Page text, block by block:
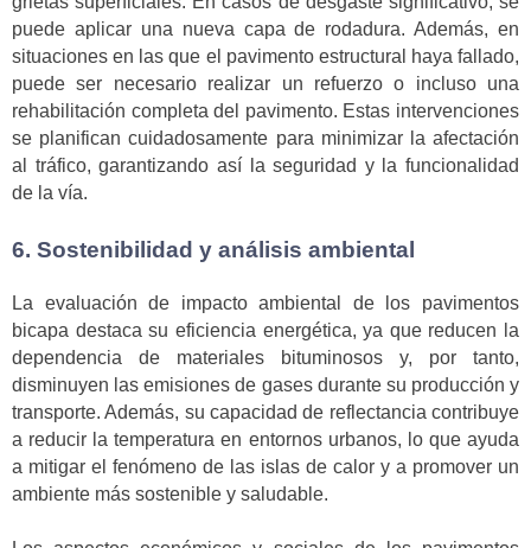
puede aplicar una nueva capa de rodadura. Además, en
situaciones en las que el pavimento estructural haya fallado,
puede ser necesario realizar un refuerzo o incluso una
rehabilitación completa del pavimento. Estas intervenciones
se planifican cuidadosamente para minimizar la afectación
al tráfico, garantizando así la seguridad y la funcionalidad
de la vía.
6. Sostenibilidad y análisis ambiental
La evaluación de impacto ambiental de los pavimentos
bicapa destaca su eficiencia energética, ya que reducen la
dependencia de materiales bituminosos y, por tanto,
disminuyen las emisiones de gases durante su producción y
transporte. Además, su capacidad de reflectancia contribuye
a reducir la temperatura en entornos urbanos, lo que ayuda
a mitigar el fenómeno de las islas de calor y a promover un
ambiente más sostenible y saludable.